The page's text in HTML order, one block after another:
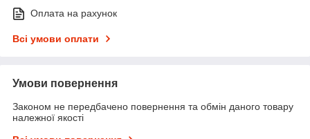
Оплата на рахунок
Всі умови оплати
Умови повернення
Законом не передбачено повернення та обмін даного товару
належної якості